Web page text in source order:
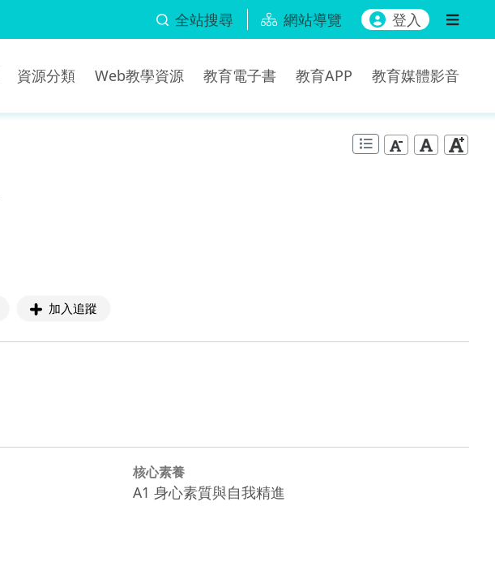
全站搜尋 網站導覽 登入
資源分類 Web教學資源 教育電子書 教育APP 教育媒體影音
加入追蹤
核心素養
A1 身心素質與自我精進